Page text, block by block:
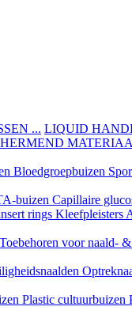
... LIQUID
Bloedgroepbuizen
buizen Capillaire
rings Kleefpleisters
Toebehoren voor naald-
Plastic cultuurbuizen